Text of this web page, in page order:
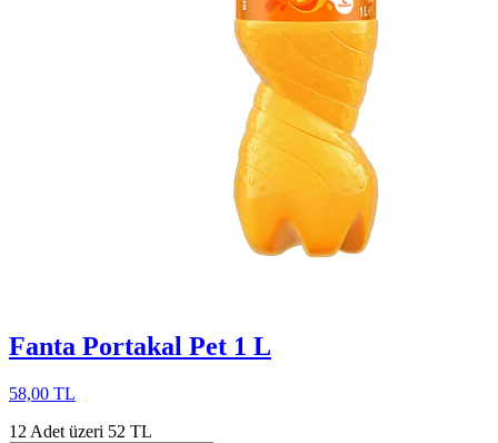
Fanta Portakal Pet 1 L
58,00 TL
12 Adet üzeri 52 TL